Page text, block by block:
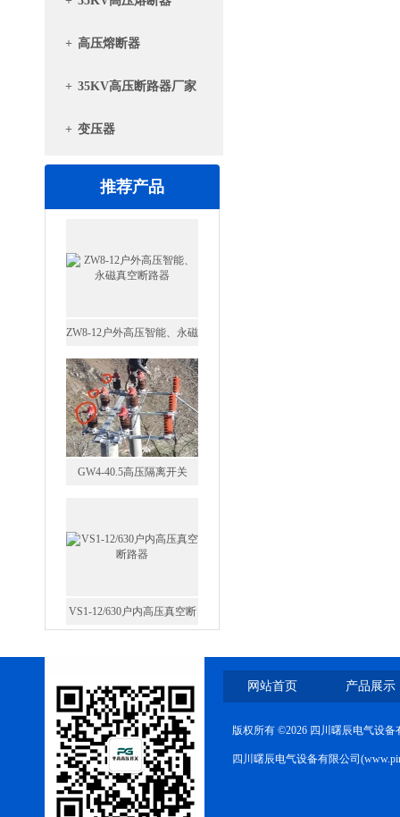
+ 高压熔断器
+ 35KV高压断路器厂家
+ 变压器
推荐产品
真空断路器
GW4-40.5高压隔离开关
路器
离开关
西安FZW28-12户外高压真
网站首页 产品展示
版权所有 ©2026 四川曙辰电气设
四川曙辰电气设备有限公司